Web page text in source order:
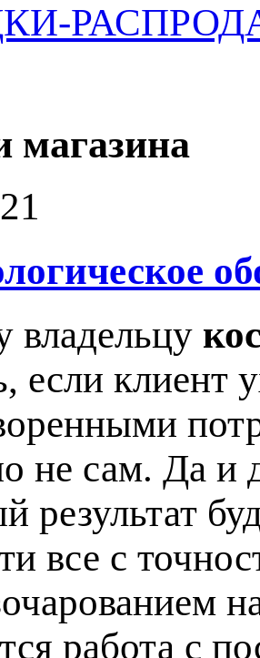
магазина
владельцу
если клиент
не сам. Да и
результат
все с
работа с